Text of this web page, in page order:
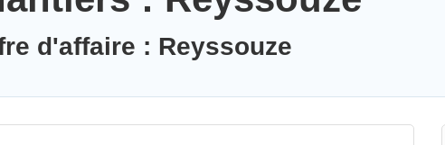
d'affaire : Reyssouze